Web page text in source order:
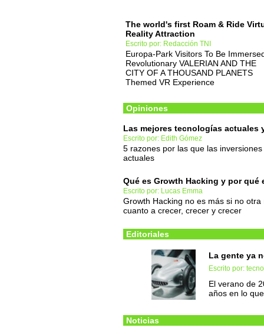
The world's first Roam & Ride
Reality Attraction
Escrito por: Redacción TNI
Europa-Park Visitors To Be
Revolutionary VALERIAN AND THE
CITY OF A THOUSAND PLANETS
Themed VR Experience
Opiniones
Las mejores tecnologías actuales
Escrito por: Edith Gómez
5 razones por las que las
actuales
Qué es Growth Hacking y por qué
Escrito por: Lucas Emma
Growth Hacking no es más si no
cuanto a crecer, crecer y crecer
Editoriales
La gente ya
Escrito por:
El verano de
años en lo
Noticias